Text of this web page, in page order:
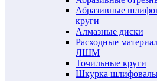
Абразивные
круги
Алмазные диски
Расходные
ЛШМ
Точильные круги
Шкурка